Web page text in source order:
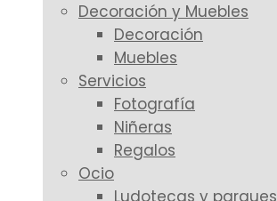
Decoración y Muebles
Decoración
Muebles
Servicios
Fotografía
Niñeras
Regalos
Ocio
Ludotecas y parques